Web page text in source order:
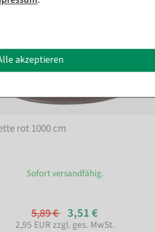
rot 1000 cm
Sofort versandfähig.
5,89 € 3,51 €
2,95 EUR zzgl. ges. MwSt.
akzeptieren